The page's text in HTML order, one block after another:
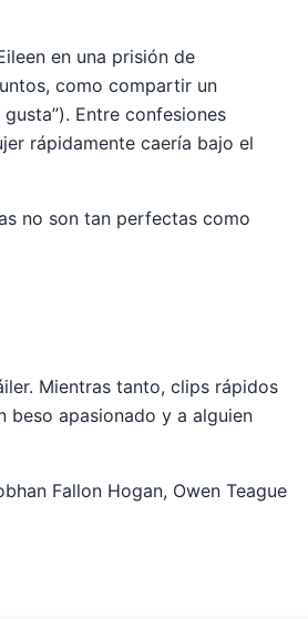
en una prisión de
como compartir un
Entre confesiones
rápidamente caería bajo el
no son tan perfectas como
Mientras tanto, clips rápidos
beso apasionado y a alguien
Fallon Hogan, Owen Teague